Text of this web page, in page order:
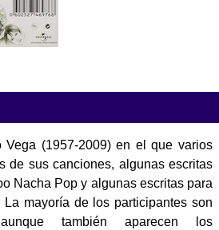
Vega (1957-2009) en el que varios
de sus canciones, algunas escritas
Nacha Pop y algunas escritas para
mayoría de los participantes son
también aparecen los